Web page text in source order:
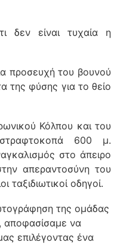
δεν είναι τυχαία η
προσευχή του βουνού
της φύσης για το θείο
Κόλπου και του
600 μ.
στο άπειρο
απεραντοσύνη του
οδηγοί.
της ομάδας
αποφασίσαμε να
επιλέγοντας ένα